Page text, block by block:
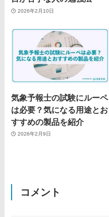
2026年2月10日
気象予報士の試験にルーペ
は必要？気になる用途とお
すすめの製品を紹介
2026年2月9日
コメント